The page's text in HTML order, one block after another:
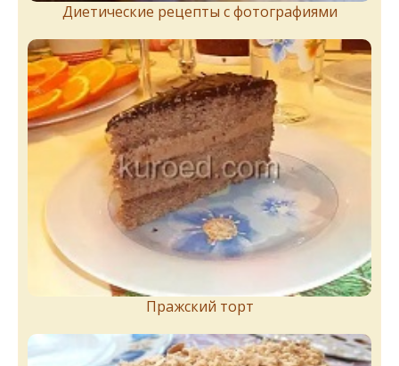
Диетические рецепты с фотографиями
Пражский торт